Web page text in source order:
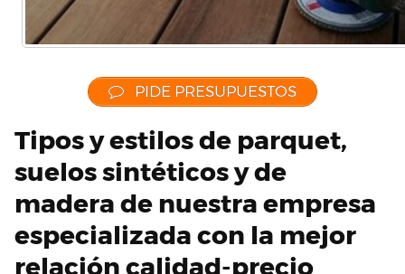
PIDE PRESUPUESTOS
Tipos y estilos de parquet,
suelos sintéticos y de
madera de nuestra empresa
especializada con la mejor
relación calidad-precio